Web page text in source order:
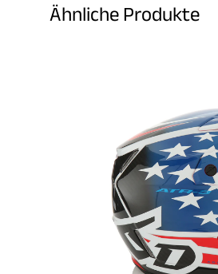
Ähnliche Produkte